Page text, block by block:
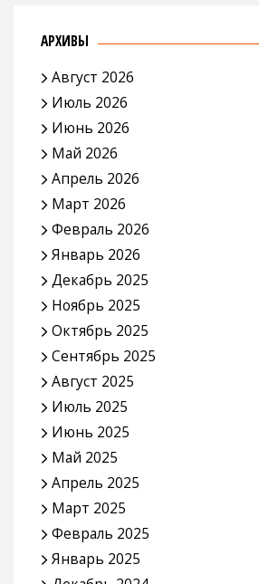
АРХИВЫ
Август 2026
Июль 2026
Июнь 2026
Май 2026
Апрель 2026
Март 2026
Февраль 2026
Январь 2026
Декабрь 2025
Ноябрь 2025
Октябрь 2025
Сентябрь 2025
Август 2025
Июль 2025
Июнь 2025
Май 2025
Апрель 2025
Март 2025
Февраль 2025
Январь 2025